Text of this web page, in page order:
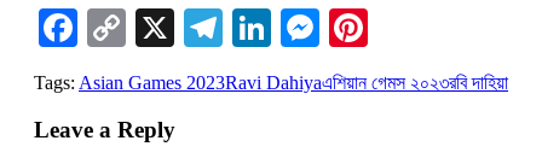
Facebook
Copy
Link
X Telegram
LinkedIn
Messenger
Tags: Asian Games 2023Ravi Dahiyaএশিয়ান গেমস ২০২৩রবি দাহিয়া
Leave a Reply